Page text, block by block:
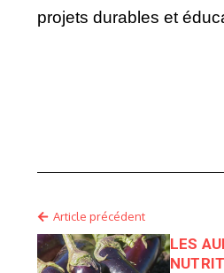
projets durables et
Article précédent
LES